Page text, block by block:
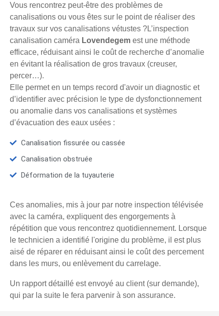
Vous rencontrez peut-être des problèmes de
canalisations ou vous êtes sur le point de réaliser des
travaux sur vos canalisations vétustes ?L’inspection
canalisation caméra Lovendegem est une méthode
efficace, réduisant ainsi le coût de recherche d’anomalie
en évitant la réalisation de gros travaux (creuser,
percer…).
Elle permet en un temps record d'avoir un diagnostic et
d’identifier avec précision le type de dysfonctionnement
ou anomalie dans vos canalisations et systèmes
d’évacuation des eaux usées :
Canalisation fissurée ou cassée
Canalisation obstruée
Déformation de la tuyauterie
Ces anomalies, mis à jour par notre inspection télévisée
avec la caméra, expliquent des engorgements à
répétition que vous rencontrez quotidiennement. Lorsque
le technicien a identifié l'origine du problème, il est plus
aisé de réparer en réduisant ainsi le coût des percement
dans les murs, ou enlèvement du carrelage.
Un rapport détaillé est envoyé au client (sur demande),
qui par la suite le fera parvenir à son assurance.